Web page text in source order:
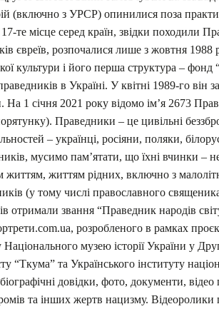
(включно з УРСР) опинилися поза
17-те місце серед країн, звідки походили
євреїв, розпочалися лише з жовтня 1988
культури і його перша структура –
в Україні. У квітні 1989-го
На 1 січня 2021 року відомо ім’я 2673
Праведники – це цивільні
– українці, росіяни, поляки,
мусимо пам’ятати, що їхні вчинки –
життям, життям рідних, включно з
(у тому числі православного
отримали звання “Праведник народів
розробленого в рамках
музею історії України у
“Ткума” та Українського інституту
довідки, фото, документи,
та інших жертв нацизму. Відеоролики